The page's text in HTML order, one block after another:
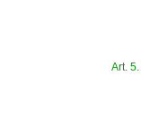
Art. 5.